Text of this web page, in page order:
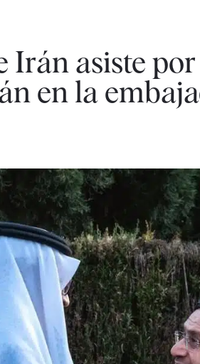
Irán asiste
en la